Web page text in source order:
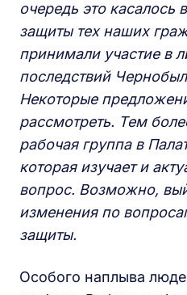
очередь это касалось
защиты тех наших
принимали участие в
последствий
Некоторые
рассмотреть. Тем
рабочая группа в
которая изучает и
вопрос. Возможно,
изменения по
защиты.
Особого наплыва